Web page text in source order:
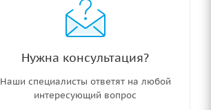
Нужна консультация?
Наши специалисты ответят на любой
интересующий вопрос